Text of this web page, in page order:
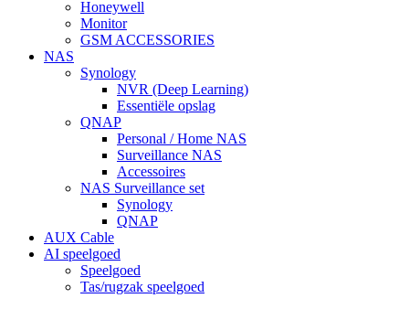
Honeywell
Monitor
GSM ACCESSORIES
NAS
Synology
NVR (Deep Learning)
Essentiële opslag
QNAP
Personal / Home NAS
Surveillance NAS
Accessoires
NAS Surveillance set
Synology
QNAP
AUX Cable
AI speelgoed
Speelgoed
Tas/rugzak speelgoed